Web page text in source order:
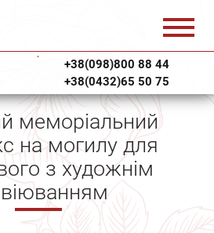
+38(098)800 88 44
+38(0432)65 50 75
меморіальний
на могилу для
з художнім